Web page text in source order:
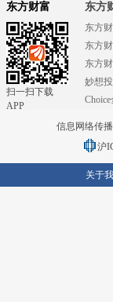
东方财富
扫一扫下载
APP
东方
东方
东方
东方
妙想
信息网络传
沪
关于